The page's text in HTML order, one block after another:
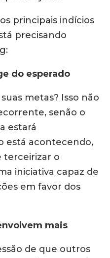
principais indícios
precisando
do esperado
metas? Isso não
senão o
estará
está acontecendo,
terceirizar o
iniciativa capaz de
em favor dos
mais
de que outros